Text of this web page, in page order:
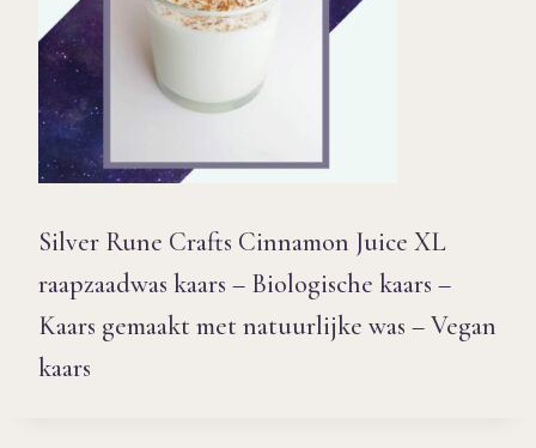
Silver Rune Crafts Cinnamon Juice XL
raapzaadwas kaars – Biologische kaars –
Kaars gemaakt met natuurlijke was – Vegan
kaars